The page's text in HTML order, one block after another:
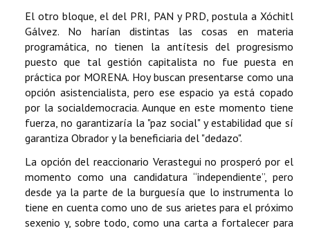
El otro bloque, el del PRI, PAN y PRD, postula a Xóchitl
Gálvez. No harían distintas las cosas en materia
programática, no tienen la antítesis del progresismo
puesto que tal gestión capitalista no fue puesta en
práctica por MORENA. Hoy buscan presentarse como una
opción asistencialista, pero ese espacio ya está copado
por la socialdemocracia. Aunque en este momento tiene
fuerza, no garantizaría la "paz social" y estabilidad que sí
garantiza Obrador y la beneficiaria del "dedazo".
La opción del reaccionario Verastegui no prosperó por el
momento como una candidatura “independiente”, pero
desde ya la parte de la burguesía que lo instrumenta lo
tiene en cuenta como uno de sus arietes para el próximo
sexenio y, sobre todo, como una carta a fortalecer para